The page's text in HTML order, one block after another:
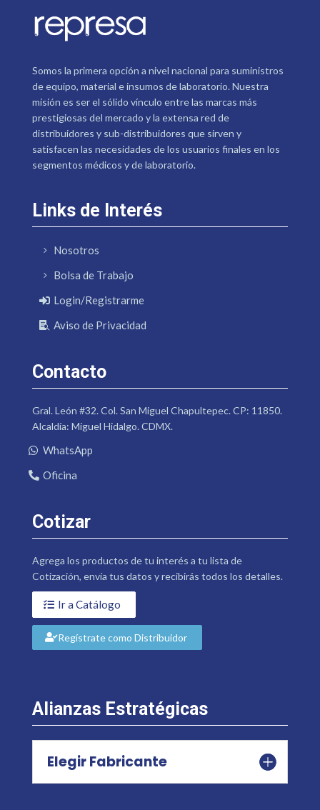
Somos la primera opción a nivel nacional para suministros
de equipo, material e insumos de laboratorio. Nuestra
misión es ser el sólido vínculo entre las marcas más
prestigiosas del mercado y la extensa red de
distribuidores y sub-distribuidores que sirven y
satisfacen las necesidades de los usuarios finales en los
segmentos médicos y de laboratorio.
Links de Interés
Nosotros
Bolsa de Trabajo
Login/Registrarme
Aviso de Privacidad
Contacto
Gral. León #32. Col. San Miguel Chapultepec. CP: 11850.
Alcaldía: Miguel Hidalgo. CDMX.
WhatsApp
Oficina
Cotizar
Agrega los productos de tu interés a tu lista de
Cotización, envía tus datos y recibirás todos los detalles.
Ir a Catálogo
Regístrate como Distribuidor
Alianzas Estratégicas
Elegir Fabricante